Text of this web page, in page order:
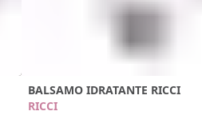
BALSAMO IDRATANTE RICCI
RICCI